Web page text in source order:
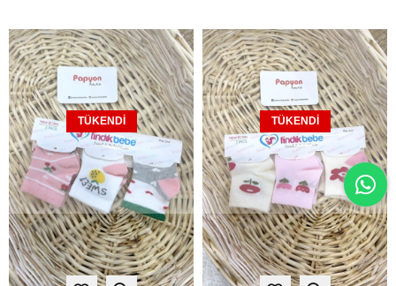
TÜKENDI TÜKENDI